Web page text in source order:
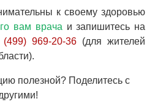
к своему здоровью
вам врача и запишитесь на
(499) 969-20-36 (для жителей
полезной? Поделитесь с